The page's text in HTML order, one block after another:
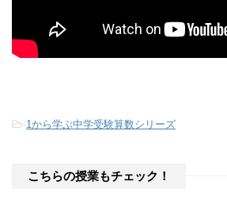
-1から学ぶ中学受験算数シリーズ
こちらの授業もチェック！